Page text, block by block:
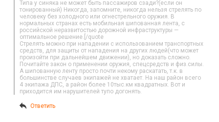
Типа у синяка не может быть пассажиров сзади?(если он
тонированный) Никогда, запомните, никогда нельзя стрелять по
человеку без холодного или огнестрельного оружия. В
нормальных странах есть мобильная шипованная лента, с
российской неразвитостью дорожной инфраструктуры —
оптимальное решение.[/quote
Стрелять можно при нападении с использованием транспортных
средств, для защиты от нападения на других людей(что может
произойти при дальнейшем движении), но доказать сложно.
Почитайте закон о применении оружия, спецсредств и физ.силы.
А шипованную ленту просто почти некому раскатать, т.к. в
большинстве случаев экипажей не хватает. На наш район всего
4 экипажа ДПС, а район более 10тыс.км квадратных. Вот и
приходится им нарушителей тупо догонять.
Ответить